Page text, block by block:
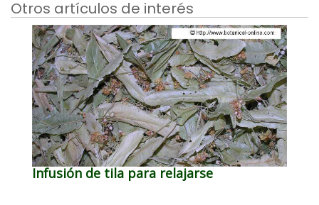
Otros artículos de interés
Infusión de tila para relajarse